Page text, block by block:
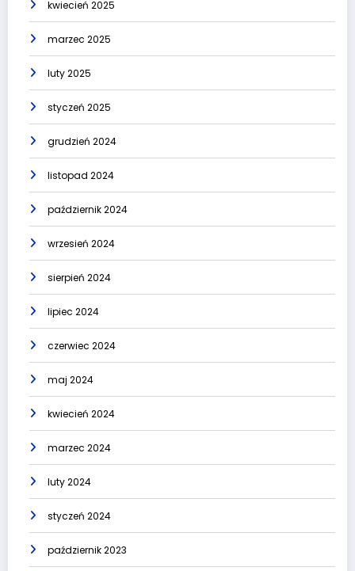
kwiecień 2025
marzec 2025
luty 2025
styczeń 2025
grudzień 2024
listopad 2024
październik 2024
wrzesień 2024
sierpień 2024
lipiec 2024
czerwiec 2024
maj 2024
kwiecień 2024
marzec 2024
luty 2024
styczeń 2024
październik 2023